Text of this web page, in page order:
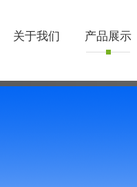
关于我们 产品展示